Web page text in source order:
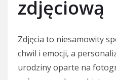
zdjęciową
Zdjęcia to niesamowity
chwil i emocji, a
urodziny oparte na